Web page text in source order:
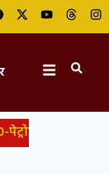
कहा- ‘ये कार-